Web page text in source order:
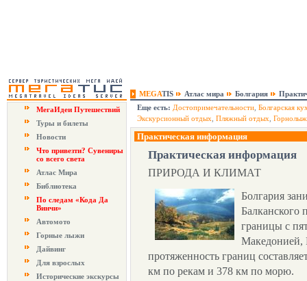
MEGATIS Атлас мира Болгария
МегаИдеи Путешествий
Туры и билеты
Новости
Что привезти? Сувениры
со всего света
Атлас Мира
Библиотека
По следам «Кода Да
Винчи»
Автомото
Горные лыжи
Дайвинг
Для взрослых
Исторические экскурсы
Еще есть: Достопримечательности Болгарская
Экскурсионный отдых Пляжный отдых
Практическая информация
Практическая информация
ПРИРОДА И КЛИМАТ
Болгария
Балканского
границы с
Македонией,
протяженность границ
км по рекам и 378 км по морю.